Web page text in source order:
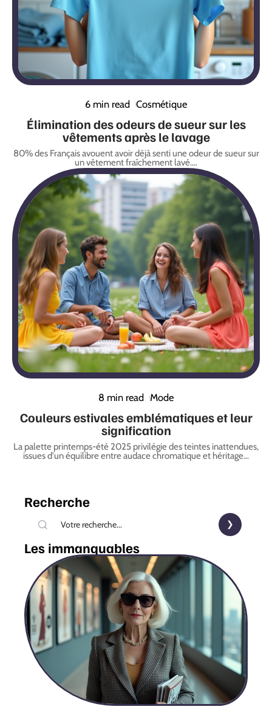
6 min read Cosmétique
Élimination des odeurs de sueur sur les
vêtements après le lavage
80% des Français avouent avoir déjà senti une odeur de sueur sur
un vêtement fraîchement lavé.…
8 min read Mode
Couleurs estivales emblématiques et leur
signification
La palette printemps-été 2025 privilégie des teintes inattendues,
issues d'un équilibre entre audace chromatique et héritage…
Recherche
Les immanquables